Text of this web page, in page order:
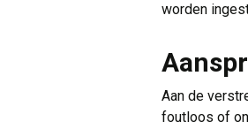
worden
Aan de
foutloos of